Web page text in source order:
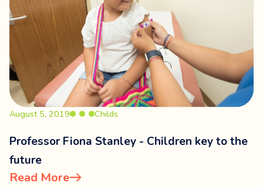
August 5, 2019 Childs
Professor Fiona Stanley - Children key to the
future
Read More